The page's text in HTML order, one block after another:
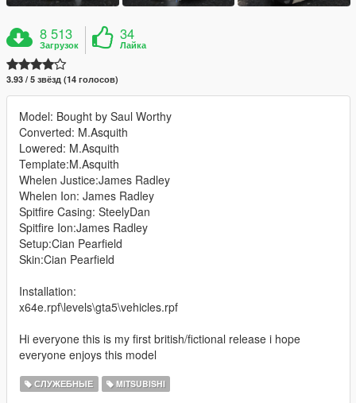
8 513
Загрузок
34
Лайка
3.93 / 5 звёзд (14 голосов)
Model: Bought by Saul Worthy
Converted: M.Asquith
Lowered: M.Asquith
Template:M.Asquith
Whelen Justice:James Radley
Whelen Ion: James Radley
Spitfire Casing: SteelyDan
Spitfire Ion:James Radley
Setup:Cian Pearfield
Skin:Cian Pearfield
Installation:
x64e.rpf\levels\gta5\vehicles.rpf
Hi everyone this is my first british/fictional release i hope
everyone enjoys this model
СЛУЖЕБНЫЕ MITSUBISHI